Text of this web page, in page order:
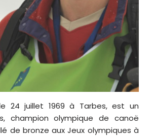
24 juillet 1969 à Tarbes, est un
champion olympique de canoë
de bronze aux Jeux olympiques à